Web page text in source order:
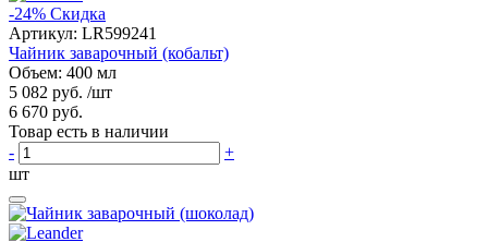
-24% Скидка
Артикул: LR599241
Чайник заварочный (кобальт)
Объем: 400 мл
5 082 руб. /шт
6 670 руб.
Товар есть в наличии
-
+
шт